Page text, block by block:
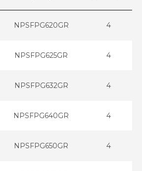
NPSFPG620GR 4
NPSFPG625GR 4
NPSFPG632GR 4
NPSFPG640GR 4
NPSFPG650GR 4